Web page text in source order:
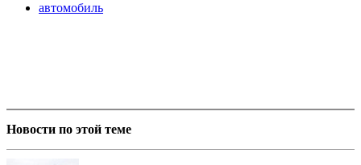
автомобиль
Новости по этой теме